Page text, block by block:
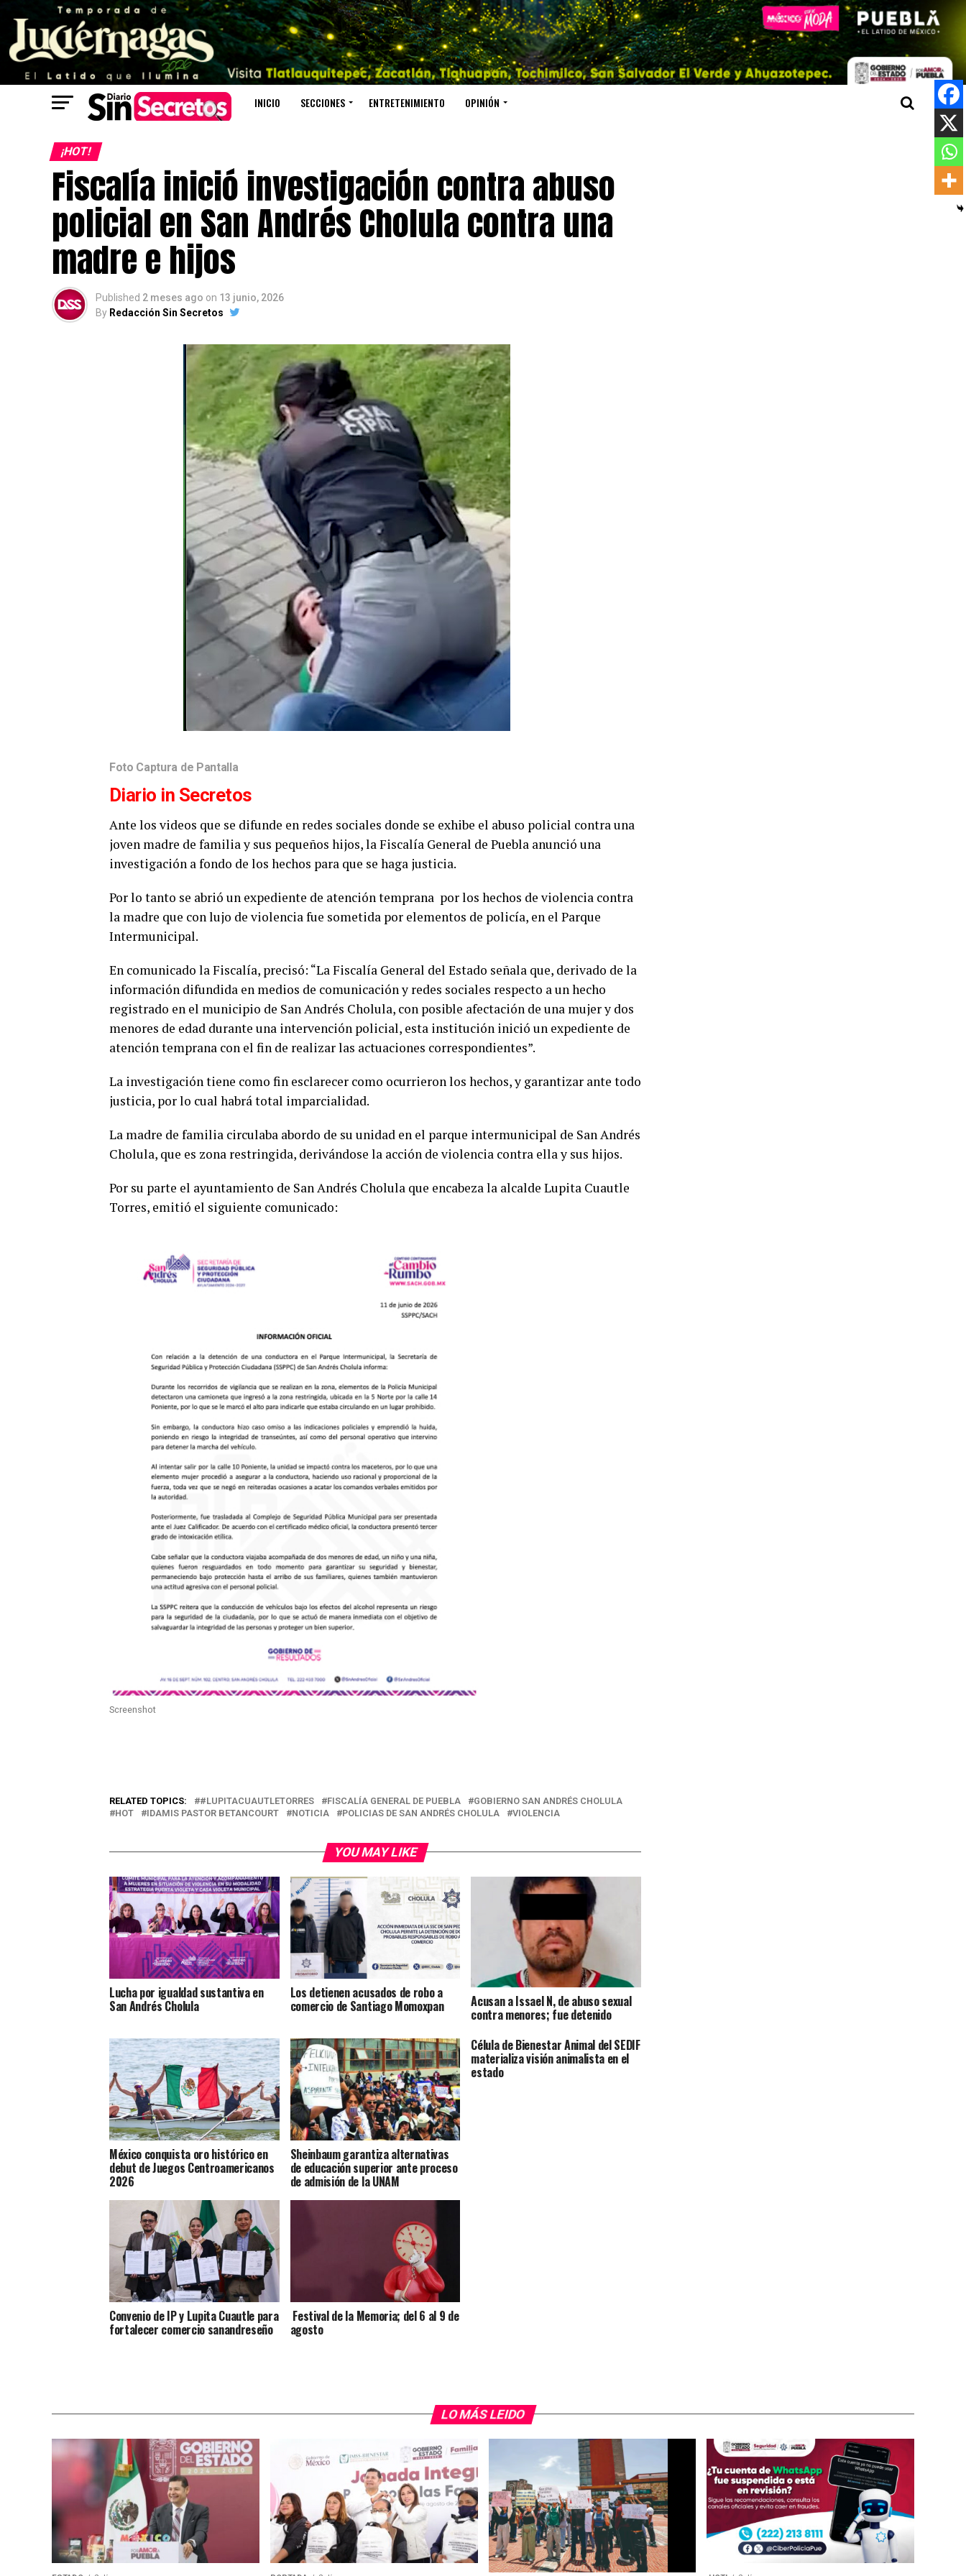
INICIO SECCIONES ENTRETENIMIENTO OPINIÓN
¡HOT!
Fiscalía inició investigación contra abuso
policial en San Andrés Cholula contra una
madre e hijos
Published 2 meses ago on 13 junio, 2026
By Redacción Sin Secretos
Foto Captura de Pantalla
Diario in Secretos
Ante los videos que se difunde en redes sociales donde se exhibe el abuso policial contra una
joven madre de familia y sus pequeños hijos, la Fiscalía General de Puebla anunció una
investigación a fondo de los hechos para que se haga justicia.
Por lo tanto se abrió un expediente de atención temprana por los hechos de violencia contra
la madre que con lujo de violencia fue sometida por elementos de policía, en el Parque
Intermunicipal.
En comunicado la Fiscalía, precisó: “La Fiscalía General del Estado señala que, derivado de la
información difundida en medios de comunicación y redes sociales respecto a un hecho
registrado en el municipio de San Andrés Cholula, con posible afectación de una mujer y dos
menores de edad durante una intervención policial, esta institución inició un expediente de
atención temprana con el fin de realizar las actuaciones correspondientes”.
La investigación tiene como fin esclarecer como ocurrieron los hechos, y garantizar ante todo
justicia, por lo cual habrá total imparcialidad.
La madre de familia circulaba abordo de su unidad en el parque intermunicipal de San Andrés
Cholula, que es zona restringida, derivándose la acción de violencia contra ella y sus hijos.
Por su parte el ayuntamiento de San Andrés Cholula que encabeza la alcalde Lupita Cuautle
Torres, emitió el siguiente comunicado:
Screenshot
RELATED TOPICS: #LUPITACUAUTLETORRES FISCALÍA GENERAL DE PUEBLA
GOBIERNO SAN ANDRÉS CHOLULA
HOT
IDAMIS PASTOR BETANCOURT NOTICIA POLICIAS DE SAN ANDRÉS CHOLULA VIOLENCIA
YOU MAY LIKE
Lucha por igualdad sustantiva en
San Andrés Cholula
Los detienen acusados de robo a
comercio de Santiago Momoxpan Acusan a Issael N, de abuso sexual
contra menores; fue detenido
México conquista oro histórico en
debut de Juegos Centroamericanos
2026
Sheinbaum garantiza alternativas
de educación superior ante proceso
de admisión de la UNAM
Célula de Bienestar Animal del SEDIF
materializa visión animalista en el
estado
Convenio de IP y Lupita Cuautle para
fortalecer comercio sanandreseño
Festival de la Memoria; del 6 al 9 de
agosto
LO MÁS LEIDO